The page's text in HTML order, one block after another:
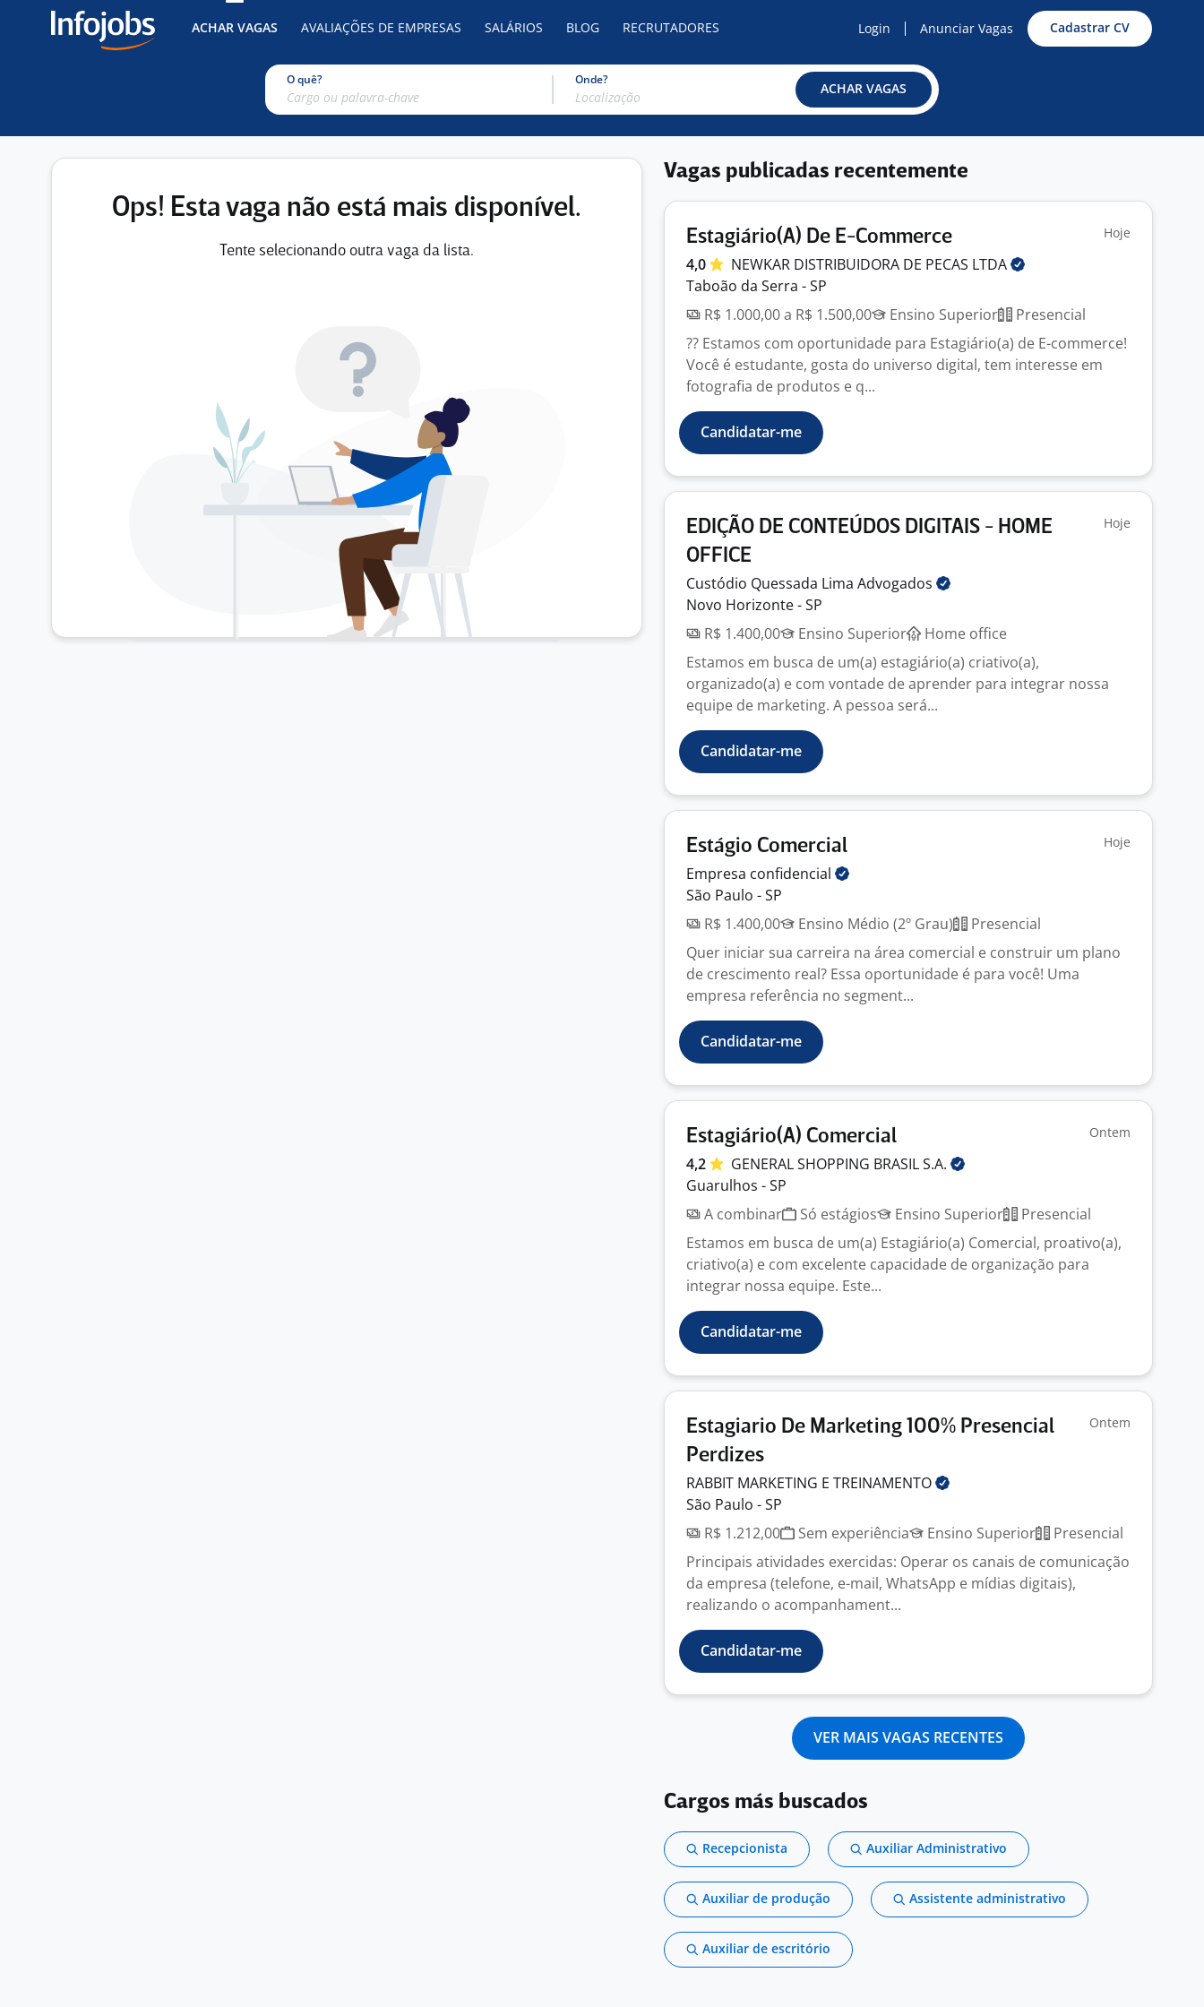
ACHAR VAGAS AVALIAÇÕES DE EMPRESAS SALÁRIOS BLOG RECRUTADORES Login Anunciar Vagas Cadastrar CV
O quê? Onde?
ACHAR VAGAS
Ops! Esta vaga não está mais disponível.
Tente selecionando outra vaga da lista.
Vagas publicadas recentemente
Estagiário(A) De E-Commerce Hoje
4,0 NEWKAR DISTRIBUIDORA DE PECAS LTDA
Taboão da Serra - SP
R$ 1.000,00 a R$ 1.500,00
Ensino Superior
Presencial
?? Estamos com oportunidade para Estagiário(a) de E-commerce!
Você é estudante, gosta do universo digital, tem interesse em
fotografia de produtos e q...
Candidatar-me
EDIÇÃO DE CONTEÚDOS DIGITAIS - HOME
OFFICE
Hoje
Custódio Quessada Lima Advogados
Novo Horizonte - SP
R$ 1.400,00
Ensino Superior
Home office
Estamos em busca de um(a) estagiário(a) criativo(a),
organizado(a) e com vontade de aprender para integrar nossa
equipe de marketing. A pessoa será...
Candidatar-me
Estágio Comercial Hoje
Empresa confidencial
São Paulo - SP
R$ 1.400,00
Ensino Médio (2º Grau)
Presencial
Quer iniciar sua carreira na área comercial e construir um plano
de crescimento real? Essa oportunidade é para você! Uma
empresa referência no segment...
Candidatar-me
Estagiário(A) Comercial Ontem
4,2 GENERAL SHOPPING BRASILS.A.
Guarulhos - SP
A combinar
Só estágios Ensino Superior
Presencial
Estamos em busca de um(a) Estagiário(a) Comercial, proativo(a),
criativo(a) e com excelente capacidade de organização para
integrar nossa equipe. Este...
Candidatar-me
Estagiario De Marketing 100% Presencial
Perdizes
Ontem
RABBIT MARKETING E TREINAMENTO
São Paulo - SP
R$ 1.212,00
Sem experiência Ensino Superior
Presencial
Principais atividades exercidas: Operar os canais de comunicação
da empresa (telefone, e-mail, WhatsApp e mídias digitais),
realizando o acompanhament...
Candidatar-me
VER MAIS VAGAS RECENTES
Cargos más buscados
Recepcionista Auxiliar Administrativo
Auxiliar de produção Assistente administrativo
Auxiliar de escritório